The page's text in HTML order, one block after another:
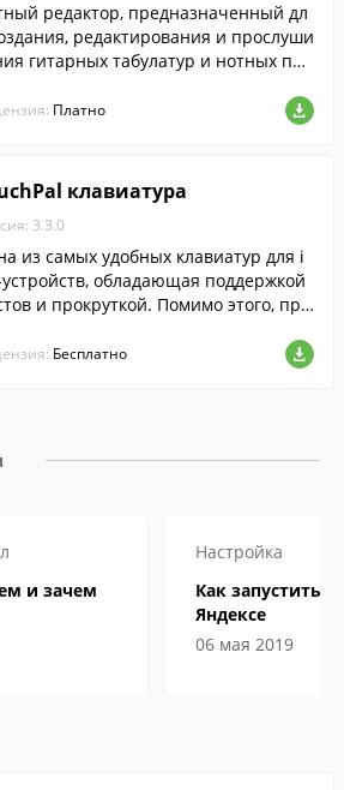
редактор, предназначенный дл
редактирования и прослуши
гитарных табулатур и нотных пар
Платно
клавиатура
3.3.0
из самых удобных клавиатур для i
устройств, обладающая поддержкой
и прокруткой. Помимо этого, про
и огромным количеством эмодзи.
Бесплатно
и зачем
Настройка
Как запустить
Яндексе
06 мая 2019